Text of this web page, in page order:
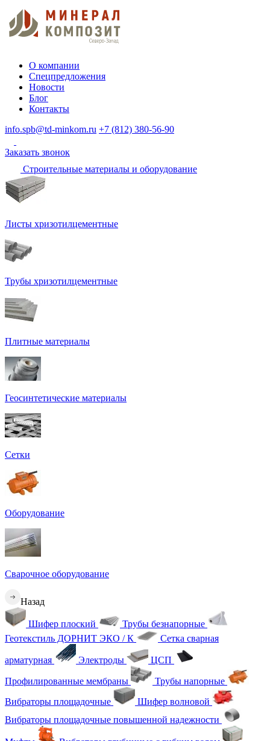
О компании
Спецпредложения
Новости
Блог
Контакты
info.spb@td-minkom.ru +7 (812) 380-56-90
Заказать звонок
Строительные материалы и оборудование
Листы хризотилцементные
Трубы хризотилцементные
Плитные материалы
Геосинтетические материалы
Сетки
Оборудование
Сварочное оборудование
Назад
Шифер плоский
Трубы безнапорные
Геотекстиль ДОРНИТ ЭКО / К
Сетка сварная
арматурная Электроды ЦСП
Профилированные мембраны
Трубы напорные
Вибраторы площадочные
Шифер волновой
Вибраторы площадочные повышенной надежности